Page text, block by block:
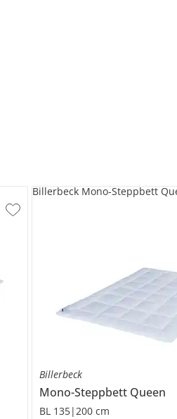
Billerbeck
Mono-Steppbett Queen
BL 135|200 cm
Billerbeck Mono-Steppbett